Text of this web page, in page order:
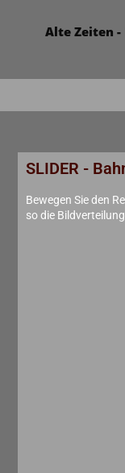
Alte Zeiten -
SLIDER -
Bewegen Sie den
so die